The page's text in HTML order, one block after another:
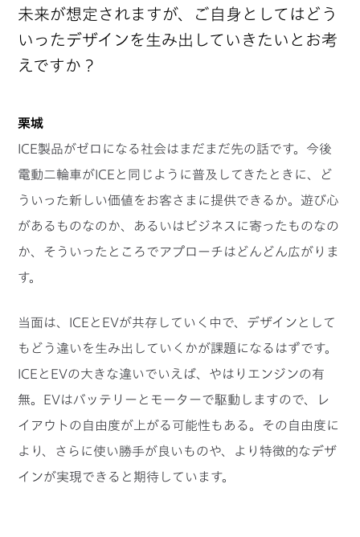
未来が想定されますが、ご自身としてはどう
いったデザインを生み出していきたいとお考
えですか？
栗城
ICE製品がゼロになる社会はまだまだ先の話です。今後
電動二輪車がICEと同じように普及してきたときに、ど
ういった新しい価値をお客さまに提供できるか。遊び心
があるものなのか、あるいはビジネスに寄ったものなの
か、そういったところでアプローチはどんどん広がりま
す。
当面は、ICEとEVが共存していく中で、デザインとして
もどう違いを生み出していくかが課題になるはずです。
ICEとEVの大きな違いでいえば、やはりエンジンの有
無。EVはバッテリーとモーターで駆動しますので、レ
イアウトの自由度が上がる可能性もある。その自由度に
より、さらに使い勝手が良いものや、より特徴的なデザ
インが実現できると期待しています。